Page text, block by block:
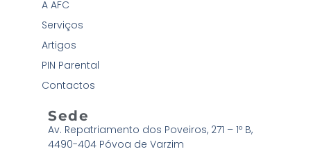
A AFC
Serviços
Artigos
PIN Parental
Contactos
Sede
Av. Repatriamento dos Poveiros, 271 – 1º B,
4490-404 Póvoa de Varzim